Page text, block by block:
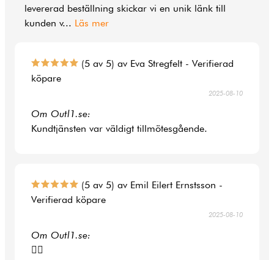
levererad beställning skickar vi en unik länk till
kunden v... Läs mer
(5 av 5) av Eva Stregfelt - Verifierad
köpare
2025-08-10
Om Outl1.se:
Kundtjänsten var väldigt tillmötesgående.
(5 av 5) av Emil Eilert Ernstsson -
Verifierad köpare
2025-08-10
Om Outl1.se:
👍🏻